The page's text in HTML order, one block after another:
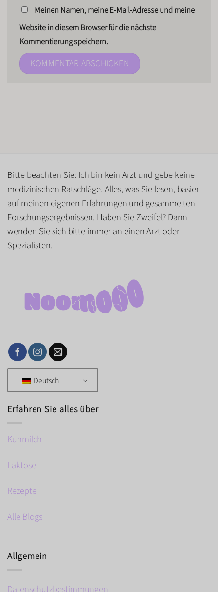
Meinen Namen, meine E-Mail-Adresse und meine
Website in diesem Browser für die nächste
Kommentierung speichern.
Bitte beachten Sie: Ich bin kein Arzt und gebe keine
medizinischen Ratschläge. Alles, was Sie lesen, basiert
auf meinen eigenen Erfahrungen und gesammelten
Forschungsergebnissen. Haben Sie Zweifel? Dann
wenden Sie sich bitte immer an einen Arzt oder
Spezialisten.
Deutsch
Erfahren Sie alles über
Kuhmilch
Laktose
Rezepte
Alle Blogs
Allgemein
Datenschutzbestimmungen